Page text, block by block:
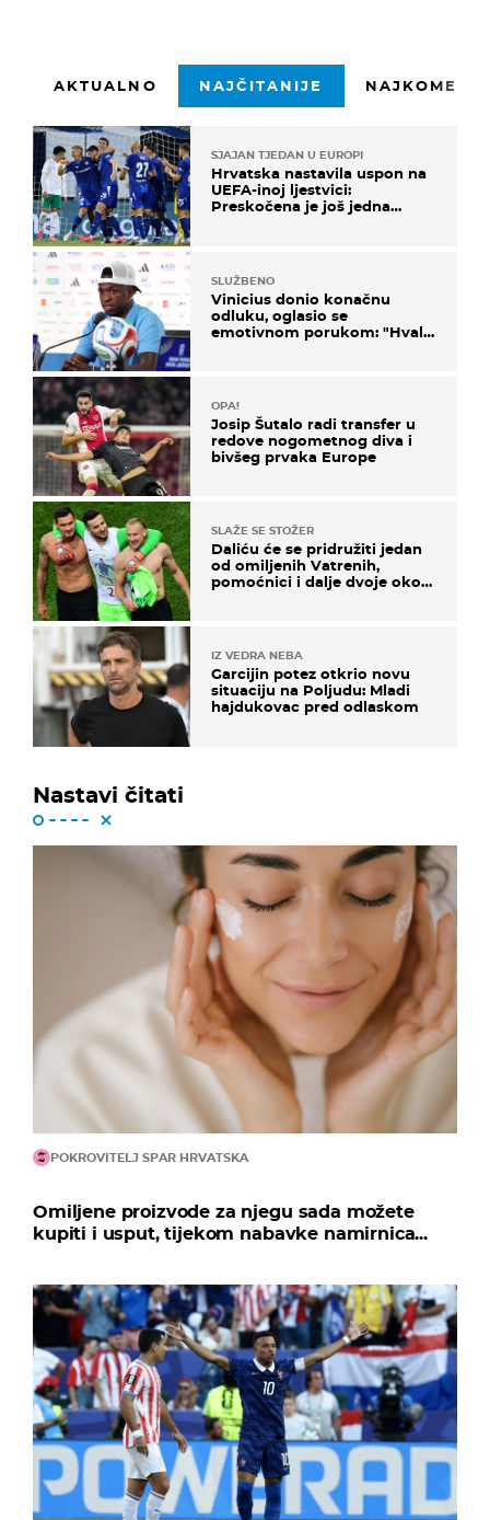
AKTUALNO NAJČITANIJE
SJAJAN TJEDAN U EUROPI
Hrvatska nastavila uspon na
UEFA-inoj ljestvici:
Preskočena je još jedna
SLUŽBENO
Vinicius donio konačnu
odluku, oglasio se
emotivnom porukom: "Hvala
OPA!
Josip Šutalo radi transfer u
redove nogometnog diva i
bivšeg prvaka Europe
SLAŽE SE STOŽER
Daliću će se pridružiti jedan
od omiljenih Vatrenih,
pomoćnici i dalje dvoje oko
IZ VEDRA NEBA
Garcijin potez otkrio novu
situaciju na Poljudu: Mladi
hajdukovac pred odlaskom
Nastavi čitati
POKROVITELJ SPAR HRVATSKA
Omiljene proizvode za njegu sada možete
kupiti i usput, tijekom nabavke namirnica...